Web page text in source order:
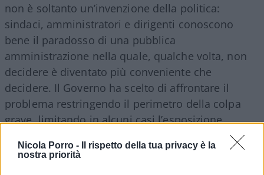
Nicola Porro -
Il rispetto della tua privacy è la
nostra priorità
non è soltanto un’invenzione della politica:
sindaci, amministratori e dirigenti conoscono
bene il paradosso di una pubblica
amministrazione nella quale, qualche volta, non
decidere è diventato più conveniente che
decidere. Il Governo ha scelto di affrontare il
problema restringendo il perimetro della colpa
grave, limitando in alcuni casi l’esposizione
patrimoniale di chi amministra e intervenendo
sull’organizzazione della magistratura contabile.